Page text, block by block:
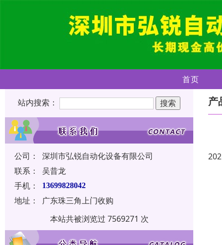
首页
站内搜索：
公司：
深圳市弘锐自动化设备有限公司
联系：
吴昔龙
手机：
13699828042
地址：
广东珠三角上门收购
本站共被浏览过 7569271 次
产